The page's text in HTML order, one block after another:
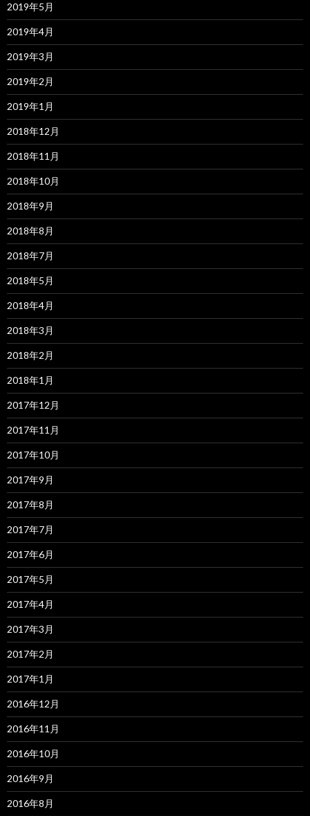
2019年5月
2019年4月
2019年3月
2019年2月
2019年1月
2018年12月
2018年11月
2018年10月
2018年9月
2018年8月
2018年7月
2018年5月
2018年4月
2018年3月
2018年2月
2018年1月
2017年12月
2017年11月
2017年10月
2017年9月
2017年8月
2017年7月
2017年6月
2017年5月
2017年4月
2017年3月
2017年2月
2017年1月
2016年12月
2016年11月
2016年10月
2016年9月
2016年8月